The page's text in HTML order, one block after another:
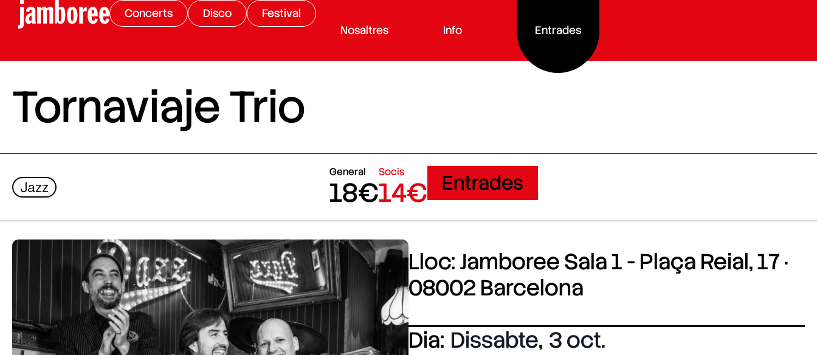
Concerts Disco
Festival
Nosaltres
Info Entrades
Tornaviaje Trio
Jazz
General
18€
Socis
14€ Entrades
Lloc: Jamboree Sala 1 - Plaça Reial, 17 ·
08002 Barcelona
Dia: Dissabte, 3 oct.